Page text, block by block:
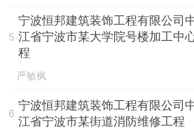
5
宁波恒邦建筑装饰工程有限公司
江省宁波市某大学院号楼加工中
程
严敏枫
6
宁波恒邦建筑装饰工程有限公司
江省宁波市某街道消防维修工程